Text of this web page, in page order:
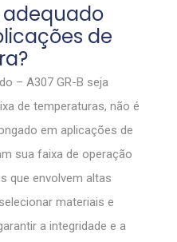
adequado
de
– A307 GR-B seja
de temperaturas, não é
em aplicações de
sua faixa de operação
que envolvem altas
materiais e
a integridade e a